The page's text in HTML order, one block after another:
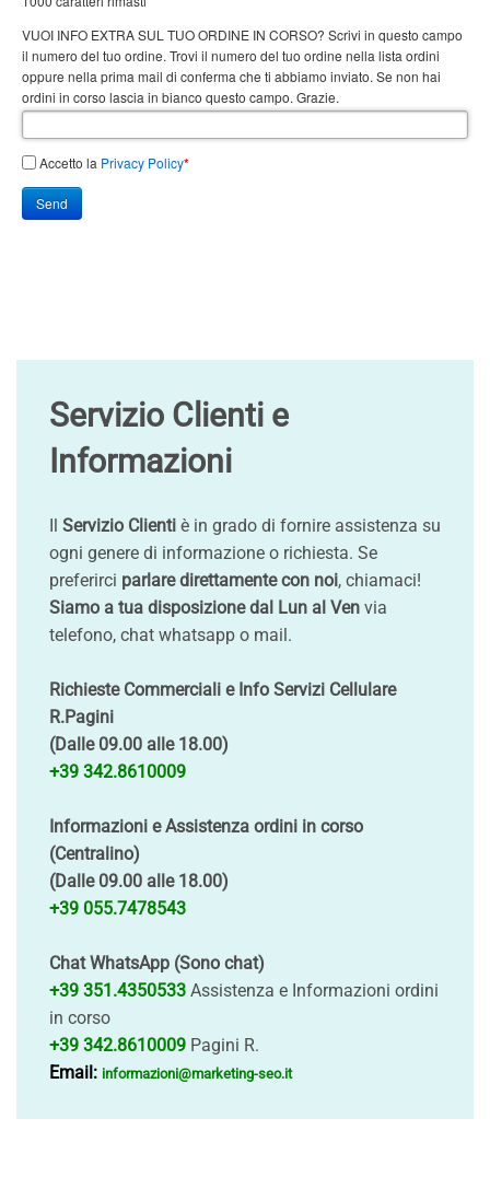
VUOI INFO EXTRA SUL TUO ORDINE IN CORSO? Scrivi in questo campo
il numero del tuo ordine. Trovi il numero del tuo ordine nella lista ordini
oppure nella prima mail di conferma che ti abbiamo inviato. Se non hai
ordini in corso lascia in bianco questo campo. Grazie.
Accetto la Privacy Policy*
Send
Servizio Clienti e
Informazioni
Il Servizio Clienti è in grado di fornire assistenza su
ogni genere di informazione o richiesta. Se
preferirci parlare direttamente con noi, chiamaci!
Siamo a tua disposizione dal Lun al Ven via
telefono, chat whatsapp o mail.
Richieste Commerciali e Info Servizi Cellulare
R.Pagini
(Dalle 09.00 alle 18.00)
+39 342.8610009
Informazioni e Assistenza ordini in corso
(Centralino)
(Dalle 09.00 alle 18.00)
+39 055.7478543
Chat WhatsApp (Sono chat)
+39 351.4350533 Assistenza e Informazioni ordini
in corso
+39 342.8610009 Pagini R.
Email: informazioni@marketing-seo.it